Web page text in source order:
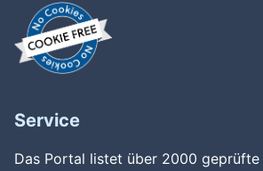
Service
Das Portal listet über 2000 geprüfte